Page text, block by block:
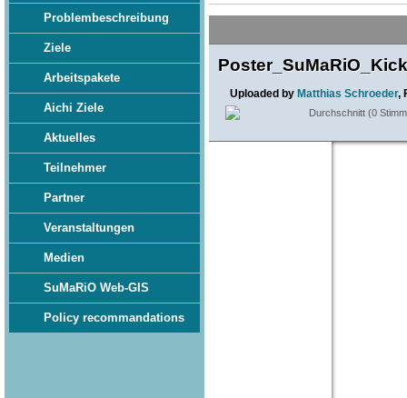
Problembeschreibung
Ziele
Arbeitspakete
Aichi Ziele
Aktuelles
Teilnehmer
Partner
Veranstaltungen
Medien
SuMaRiO Web-GIS
Policy recommandations
Uploaded by Matthias Schroeder,
Durchschnitt (0